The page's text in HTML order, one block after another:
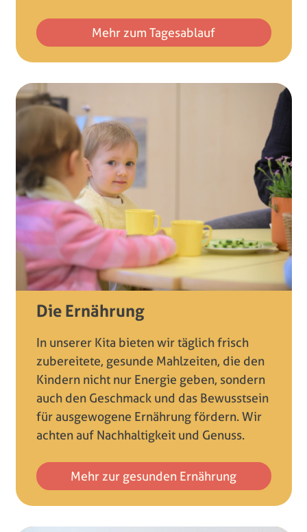
Mehr zum Tagesablauf
Die Ernährung
In unserer Kita bieten wir täglich frisch
zubereitete, gesunde Mahlzeiten, die den
Kindern nicht nur Energie geben, sondern
auch den Geschmack und das Bewusstsein
für ausgewogene Ernährung fördern. Wir
achten auf Nachhaltigkeit und Genuss.
Mehr zur gesunden Ernährung